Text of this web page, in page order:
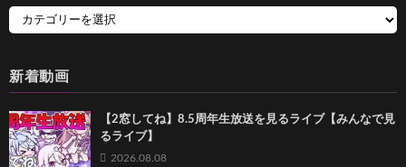
新着動画
【2窓してね】8.5周年生放送を見るライブ【みんなで見
るライブ】
2026.08.08